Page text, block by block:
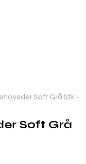
Soft Grå Stk –
Soft Grå